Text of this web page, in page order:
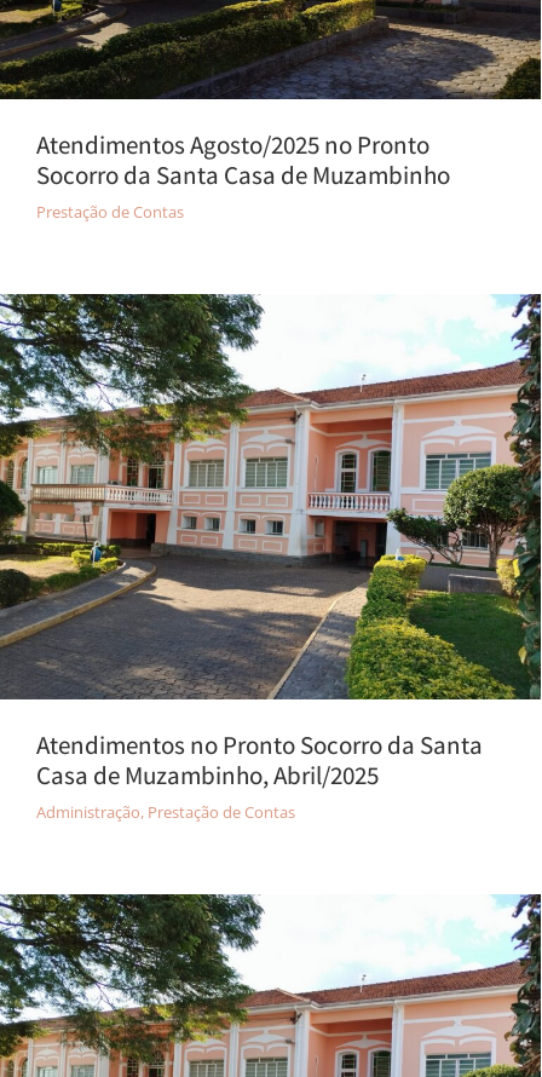
Atendimentos Agosto/2025 no Pronto
Socorro da Santa Casa de Muzambinho
Prestação de Contas
Atendimentos no Pronto Socorro da Santa
Casa de Muzambinho, Abril/2025
Administração, Prestação de Contas